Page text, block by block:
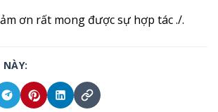
ơn rất mong được sự hợp tác ./.
NÀY: